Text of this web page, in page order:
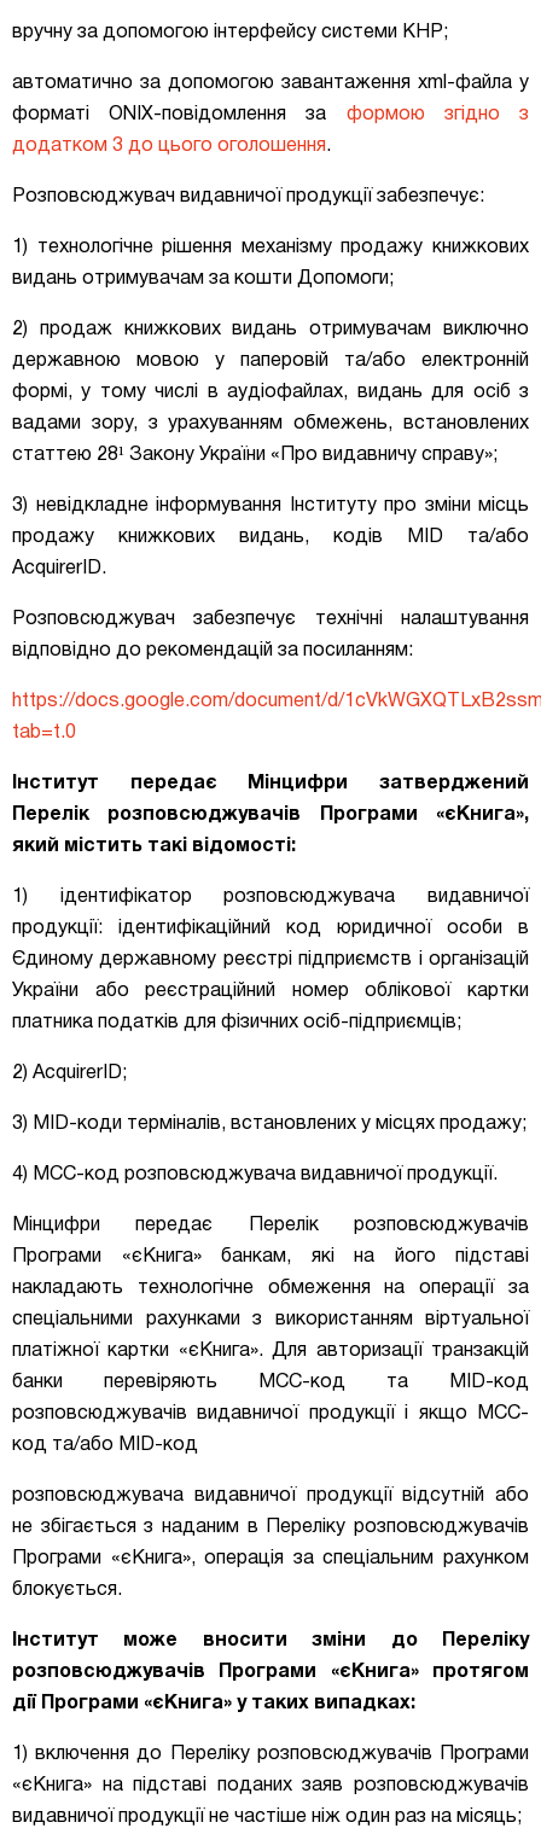
вручну за допомогою інтерфейсу системи КНР;
автоматично за допомогою завантаження xml-файла у
форматі ONIX-повідомлення за формою згідно з
додатком 3 до цього оголошення.
Розповсюджувач видавничої продукції забезпечує:
1) технологічне рішення механізму продажу книжкових
видань отримувачам за кошти Допомоги;
2) продаж книжкових видань отримувачам виключно
державною мовою у паперовій та/або електронній
формі, у тому числі в аудіофайлах, видань для осіб з
вадами зору, з урахуванням обмежень, встановлених
статтею 28¹ Закону України «Про видавничу справу»;
3) невідкладне інформування Інституту про зміни місць
продажу книжкових видань, кодів MID та/або
AcquirerID.
Розповсюджувач забезпечує технічні налаштування
відповідно до рекомендацій за посиланням:
https://docs.google.com/document/d/
tab=t.0
Інститут передає Мінцифри затверджений
Перелік розповсюджувачів Програми «єКнига»,
який містить такі відомості:
1) ідентифікатор розповсюджувача видавничої
продукції: ідентифікаційний код юридичної особи в
Єдиному державному реєстрі підприємств і організацій
України або реєстраційний номер облікової картки
платника податків для фізичних осіб-підприємців;
2) AcquirerID;
3) MID-коди терміналів, встановлених у місцях продажу;
4) МСС-код розповсюджувача видавничої продукції.
Мінцифри передає Перелік розповсюджувачів
Програми «єКнига» банкам, які на його підставі
накладають технологічне обмеження на операції за
спеціальними рахунками з використанням віртуальної
платіжної картки «єКнига». Для авторизації транзакцій
банки перевіряють MCC-код та MID-код
розповсюджувачів видавничої продукції і якщо MCC-
код та/або MID-код
розповсюджувача видавничої продукції відсутній або
не збігається з наданим в Переліку розповсюджувачів
Програми «єКнига», операція за спеціальним рахунком
блокується.
Інститут може вносити зміни до Переліку
розповсюджувачів Програми «єКнига» протягом
дії Програми «єКнига» у таких випадках:
1) включення до Переліку розповсюджувачів Програми
«єКнига» на підставі поданих заяв розповсюджувачів
видавничої продукції не частіше ніж один раз на місяць;